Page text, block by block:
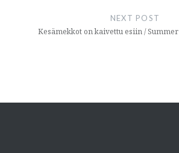
NEXT POST
Kesämekkot on kaivettu esiin /